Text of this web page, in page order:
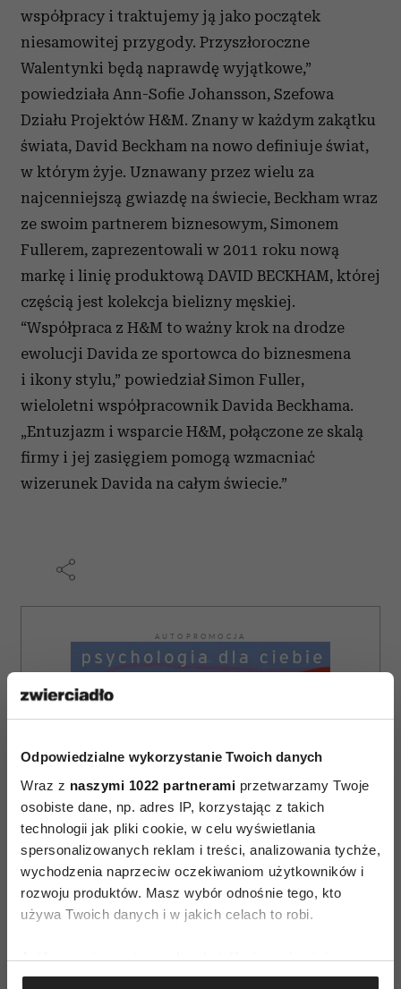
Odpowiedzialne wykorzystanie Twoich danych
Wraz z naszymi 1022 partnerami przetwarzamy Twoje
osobiste dane, np. adres IP, korzystając z takich
technologii jak pliki cookie, w celu wyświetlania
spersonalizowanych reklam i treści, analizowania tychże,
wychodzenia naprzeciw oczekiwaniom użytkowników i
rozwoju produktów. Masz wybór odnośnie tego, kto
używa Twoich danych i w jakich celach to robi.
Jeśli wyrazisz na to zgodę, chcielibyśmy również:
Gromadzić dane dotyczące Twojej lokalizacji
współpracy i traktujemy ją jako początek
niesamowitej przygody. Przyszłoroczne
Walentynki będą naprawdę wyjątkowe,”
powiedziała Ann-Sofie Johansson, Szefowa
Działu Projektów H&M. Znany w każdym zakątku
świata, David Beckham na nowo definiuje świat,
w którym żyje. Uznawany przez wielu za
najcenniejszą gwiazdę na świecie, Beckham wraz
ze swoim partnerem biznesowym, Simonem
Fullerem, zaprezentowali w 2011 roku nową
markę i linię produktową DAVID BECKHAM, której
częścią jest kolekcja bielizny męskiej.
“Współpraca z H&M to ważny krok na drodze
ewolucji Davida ze sportowca do biznesmena
i ikony stylu,” powiedział Simon Fuller,
wieloletni współpracownik Davida Beckhama.
„Entuzjazm i wsparcie H&M, połączone ze skalą
firmy i jej zasięgiem pomogą wzmacniać
wizerunek Davida na całym świecie.”
AUTOPROMOCJA